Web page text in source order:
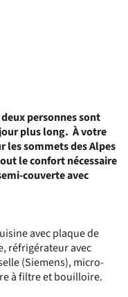
personnes sont
plus long. À votre
les sommets des Alpes
le confort nécessaire
couverte avec
avec plaque de
réfrigérateur avec
(Siemens), micro-
à filtre et bouilloire.